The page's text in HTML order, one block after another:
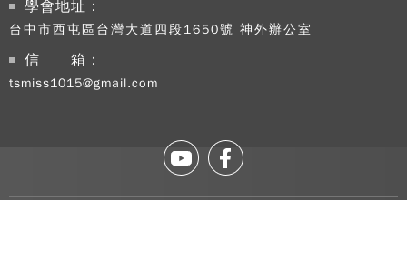
學會地址：
台中市西屯區台灣大道四段1650號 神外辦公室
信 箱：
tsmiss1015@gmail.com